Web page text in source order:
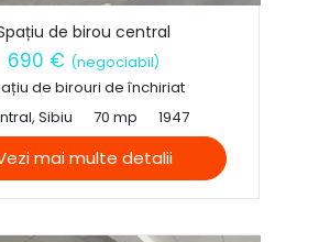
de birou central
690 € (negociabil)
de birouri de închiriat
Sibiu
70 mp 1947
mai multe detalii